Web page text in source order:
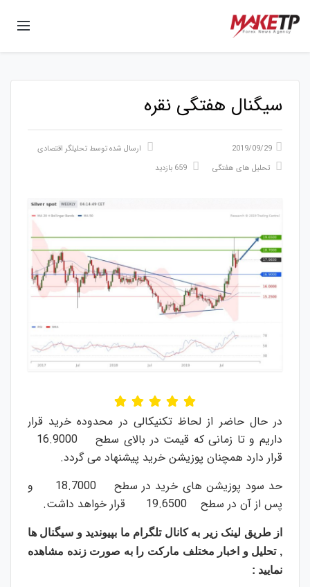
سیگنال هفتگی نقره
2019/09/29 ارسال شده توسط تحلیلگر اقتصادی
تحلیل های هفتگی
در حال حاضر از لحاظ تکنیکالی در محدوده خرید قرار
قرار دارد همچنان پوزیشن خرید پیشنهاد می گردد.
حد سود پوزیشن های خرید در سطح 18.7000 و
پس از آن در سطح 19.6500 قرار خواهد داشت.
از طریق لینک زیر به کانال تلگرام ما بپیوندید و سیگنال ها
, تحلیل و اخبار مختلف مارکت را به صورت زنده مشاهده
نمایید :